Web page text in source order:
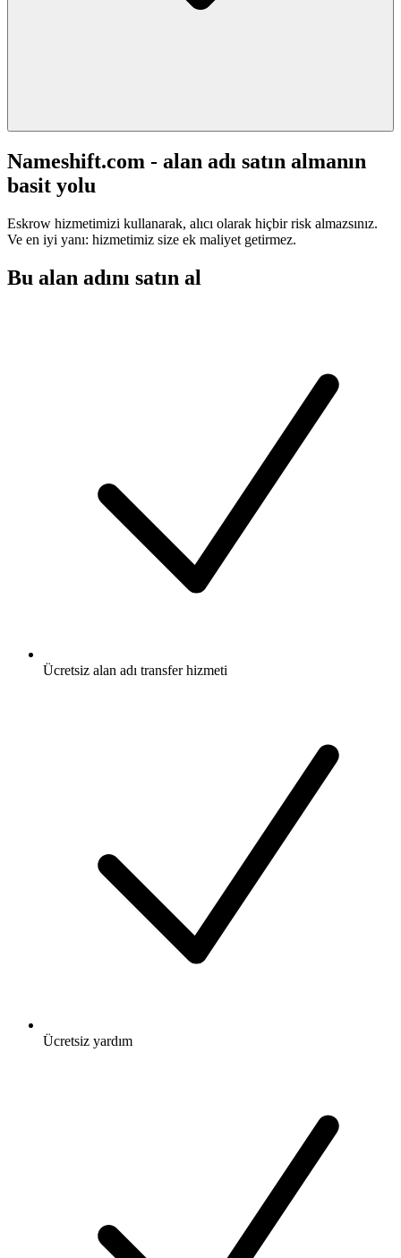
Nameshift.com - alan adı satın almanın
basit yolu
Eskrow hizmetimizi kullanarak, alıcı olarak hiçbir risk almazsınız.
Ve en iyi yanı: hizmetimiz size ek maliyet getirmez.
Bu alan adını satın al
Ücretsiz alan adı transfer hizmeti
Ücretsiz yardım